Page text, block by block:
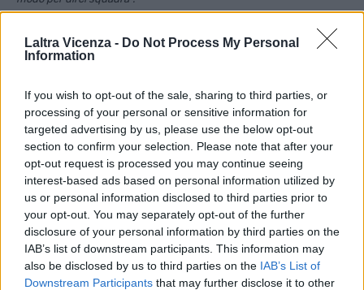
Laltra Vicenza - Do Not Process My Personal
Information
If you wish to opt-out of the sale, sharing to third parties, or
processing of your personal or sensitive information for
targeted advertising by us, please use the below opt-out
section to confirm your selection. Please note that after your
opt-out request is processed you may continue seeing
interest-based ads based on personal information utilized by
us or personal information disclosed to third parties prior to
your opt-out. You may separately opt-out of the further
disclosure of your personal information by third parties on the
IAB’s list of downstream participants. This information may
also be disclosed by us to third parties on the IAB’s List of
Downstream Participants that may further disclose it to other
Nella foto di Antonio Trogu, Anthea Vicenza Volley in campo
domenica scorsa contro Perugia con il 7 disegnato sulla pelle
——
Fonte:ANTHEA VICENZA VOLLEY E QUEL 7 CON IL CUORE SCRITTO
SULLA PELLE PER FLORENCIA FERRARO, Volley Vicenza
Qui tutti i comunicati ufficiali di Volley Vicenza
TAGS Volley Vicenza